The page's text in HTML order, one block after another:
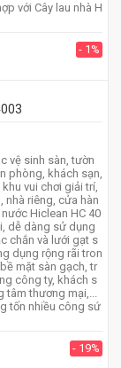
với Cây lau nhà H
- 1%
vệ sinh sàn, tườn
phòng, khách sạn,
vui chơi giải trí,
nhà riêng, cửa hàn
Hiclean HC 40
dễ dàng sử dụng
chắn và lưới gạt s
dụng rộng rãi tron
mặt sàn gạch, tr
công ty, khách s
tâm thương mại,...
tốn nhiều công sứ
- 19%